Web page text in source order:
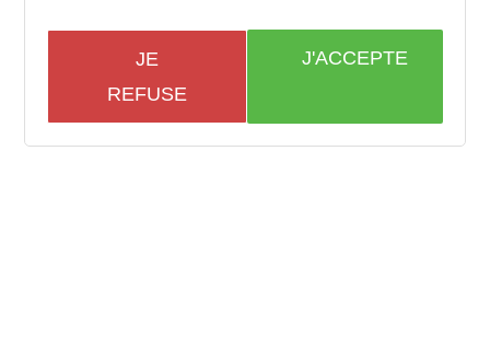
JE
REFUSE
J'ACCEPTE